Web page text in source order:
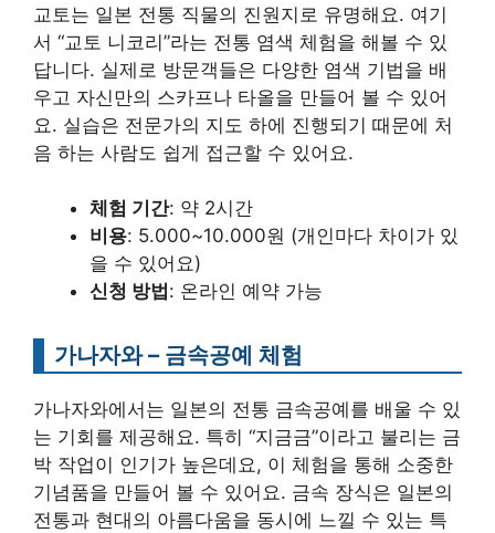
교토는 일본 전통 직물의 진원지로 유명해요. 여기
서 “교토 니코리”라는 전통 염색 체험을 해볼 수 있
답니다. 실제로 방문객들은 다양한 염색 기법을 배
우고 자신만의 스카프나 타올을 만들어 볼 수 있어
요. 실습은 전문가의 지도 하에 진행되기 때문에 처
음 하는 사람도 쉽게 접근할 수 있어요.
체험 기간: 약 2시간
비용: 5.000~10.000원 (개인마다 차이가 있
을 수 있어요)
신청 방법 : 온라인 예약 가능
가나자와 – 금속공예 체험
가나자와에서는 일본의 전통 금속공예를 배울 수 있
는 기회를 제공해요. 특히 “지금금”이라고 불리는 금
박 작업이 인기가 높은데요, 이 체험을 통해 소중한
기념품을 만들어 볼 수 있어요. 금속 장식은 일본의
전통과 현대의 아름다움을 동시에 느낄 수 있는 특